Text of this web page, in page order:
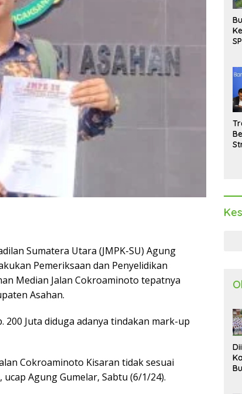
Sumatera Utara (JMPK-SU) Agung
Pemeriksaan dan Penyelidikan
Median Jalan Cokroaminoto tepatnya
Asahan.
Juta diduga adanya tindakan mark-up
Cokroaminoto Kisaran tidak sesuai
Agung Gumelar, Sabtu (6/1/24).